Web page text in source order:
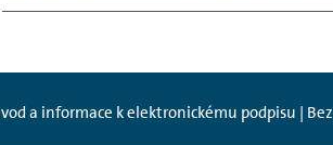
a informace k elektronickému podpisu |